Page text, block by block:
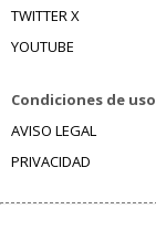
TWITTER X
YOUTUBE
Condiciones de uso
AVISO LEGAL
PRIVACIDAD